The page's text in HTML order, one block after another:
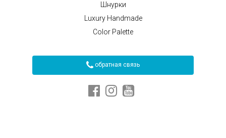
Шнурки
Luxury Handmade
Color Palette
обратная связь